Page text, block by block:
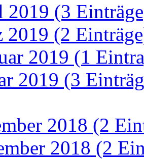
(3
2019 (2
2019 (1
2019 (3
2018 (2
2018 (2